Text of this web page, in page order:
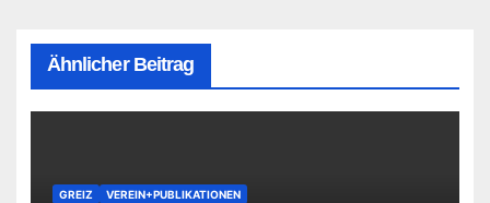
Ähnlicher Beitrag
GREIZ VEREIN+PUBLIKATIONEN